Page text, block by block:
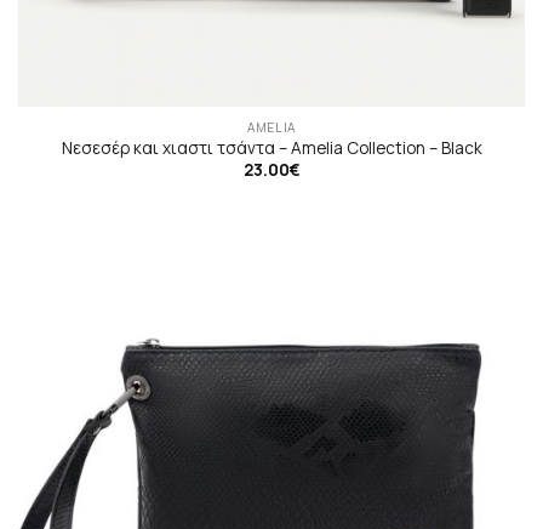
AMELIA
Νεσεσέρ και χιαστι τσάντα – Amelia Collection – Black
23.00€